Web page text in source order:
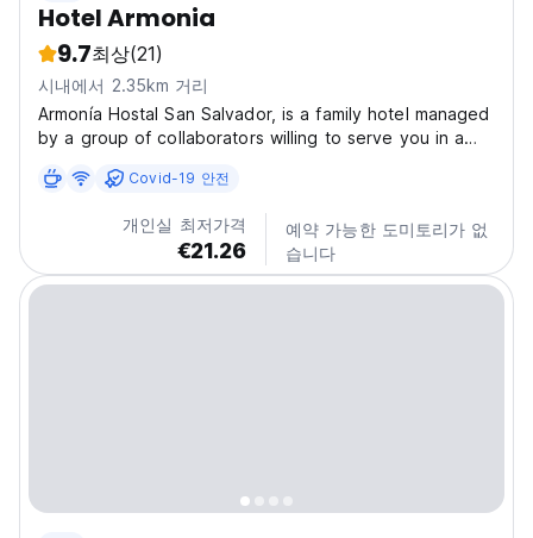
Hotel Armonia
9.7최상(21)
시내에서 2.35km 거리
Armonía Hostal San Salvador, is a family hotel managed
by a group of collaborators willing to serve you in a
cleaning, typical and american breakfasts and a garden
where you can enjoy a delicious 100% salvadorean...
Covid-19 안전
개인실 최저가격
€21.26
예약 가능한 도미토리가 없
습니다